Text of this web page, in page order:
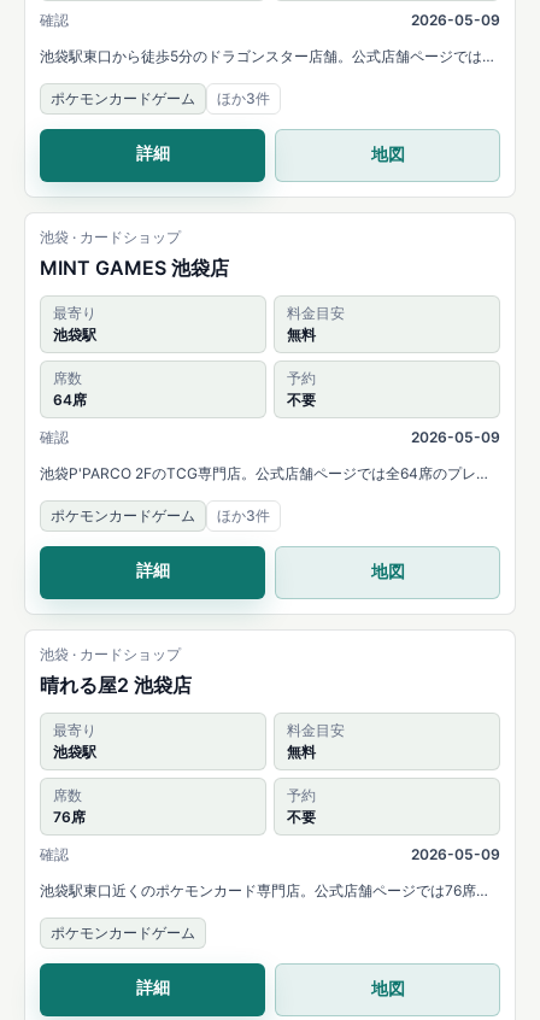
確認
2026-05-09
池袋駅東口から徒歩5分のドラゴンスター店舗。公式店舗ページでは
116席のデュエルスペースと、ポケカ・ONE PIECE・遊戯王・デュエマ
などのイベントを案内しています。
ポケモンカードゲーム ほか3件
詳細 地図
池袋 · カードショップ
MINT GAMES 池袋店
最寄り
池袋駅
料金目安
無料
席数
64席
予約
不要
確認
2026-05-09
池袋P'PARCO 2FのTCG専門店。公式店舗ページでは全64席のプレイ
スペースと、MTG・ポケモンカード・ONE PIECEカード・デュエル・
マスターズなどの取扱いを案内しています。
ポケモンカードゲーム ほか3件
詳細 地図
池袋 · カードショップ
晴れる屋2 池袋店
最寄り
池袋駅
料金目安
無料
席数
76席
予約
不要
確認
2026-05-09
池袋駅東口近くのポケモンカード専門店。公式店舗ページでは76席の
プレイスペース、毎日のイベント、初心者体験会を案内しています。
ポケモンカードゲーム
詳細 地図